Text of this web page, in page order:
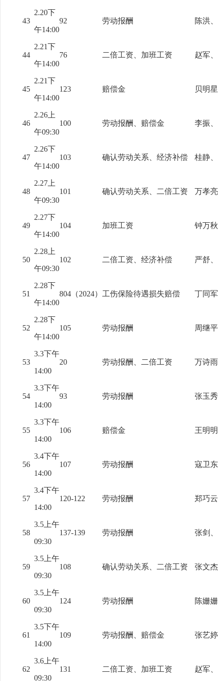
43
2.20下
午14:00
92 劳动报酬 陈洪
44
2.21下
午14:00
76 二倍工资、加班工资 赵军
45
2.21下
午14:00
123 赔偿金 贝明
46
2.26上
午09:30
100 劳动报酬、赔偿金 李振
47
2.26下
午14:00
103 确认劳动关系、经济补偿 桂静
48
2.27上
午09:30
101 确认劳动关系、二倍工资 万孝
49
2.27下
午14:00
104 加班工资 钟万
50
2.28上
午09:30
102 二倍工资、经济补偿 严舒
51
2.28下
午14:00
804（2024） 工伤保险待遇损失赔偿 丁同
52
2.28下
午14:00
105 劳动报酬 周继
53
3.3下午
14:00
20 劳动报酬、二倍工资 万诗
54
3.3下午
14:00
93 劳动报酬 张玉
55
3.3下午
14:00
106 赔偿金 王明
56
3.4下午
14:00
107 劳动报酬 寇卫
57
3.4下午
14:00
120-122 劳动报酬 郑巧
58
3.5上午
09:30
137-139 劳动报酬 张剑
59
3.5上午
09:30
108 确认劳动关系、二倍工资 张文
60
3.5上午
09:30
124 劳动报酬 陈姗
61
3.5下午
14:00
109 劳动报酬、赔偿金 张艺
62
3.6上午
09:30
131 二倍工资、加班工资 赵军